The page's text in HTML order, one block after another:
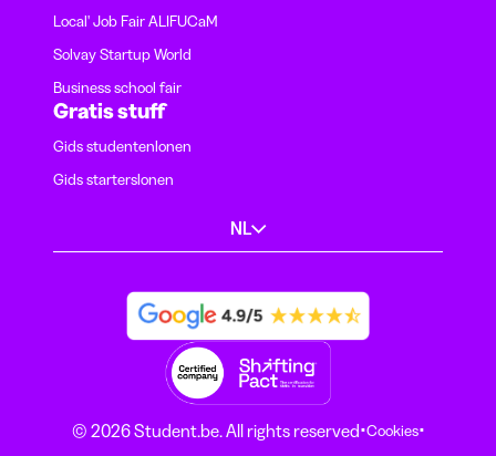
Local' Job Fair ALIFUCaM
Solvay Startup World
Business school fair
Gratis stuff
Gids studentenlonen
Gids starterslonen
NL
© 2026 Student.be. All rights reserved·Cookies·